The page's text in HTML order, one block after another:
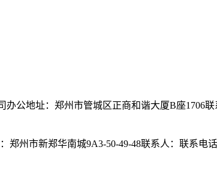
办公地址：郑州市管城区正商和谐大厦B座1706联
郑州市新郑华南城9A3-50-49-48联系人： 联系电